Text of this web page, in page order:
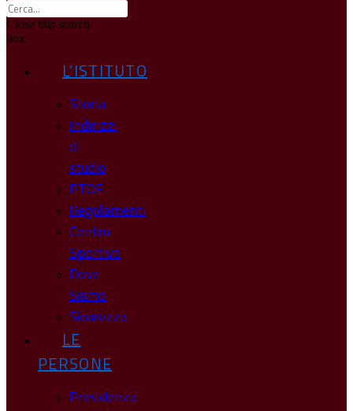
Close this search
box.
L’ISTITUTO
Storia
Indirizzi
di
studio
PTOF
Regolamenti
Centro
Sportivo
Dove
Siamo
Sicurezza
LE
PERSONE
Presidenza